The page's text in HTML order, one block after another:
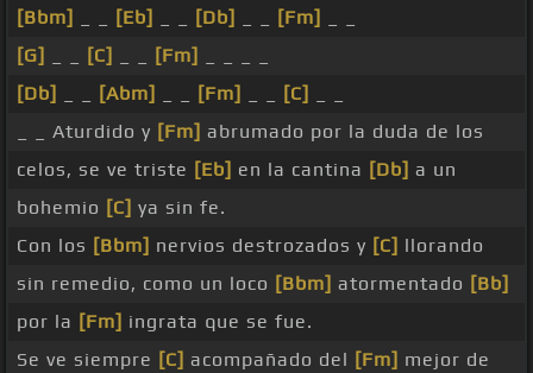
[Bbm]
[Eb] [Db] [Fm]
[G]
[C] [Fm]
[Db]
[Abm] [Fm] [C]
_ _ Aturdido y [Fm] abrumado por la duda de los
celos, se ve triste [Eb] en la cantina [Db] a un
bohemio [C] ya sin fe.
Con los [Bbm] nervios destrozados y [C] llorando
sin remedio, como un loco [Bbm] atormentado [Bb]
por la [Fm] ingrata que se fue.
Se ve siempre [C] acompañado del [Fm] mejor de